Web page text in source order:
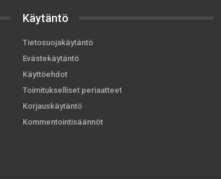
Käytäntö
Tietosuojakäytäntö
Evästekäytäntö
Käyttöehdot
Toimitukselliset periaatteet
Korjauskäytäntö
Kommentointisäännöt